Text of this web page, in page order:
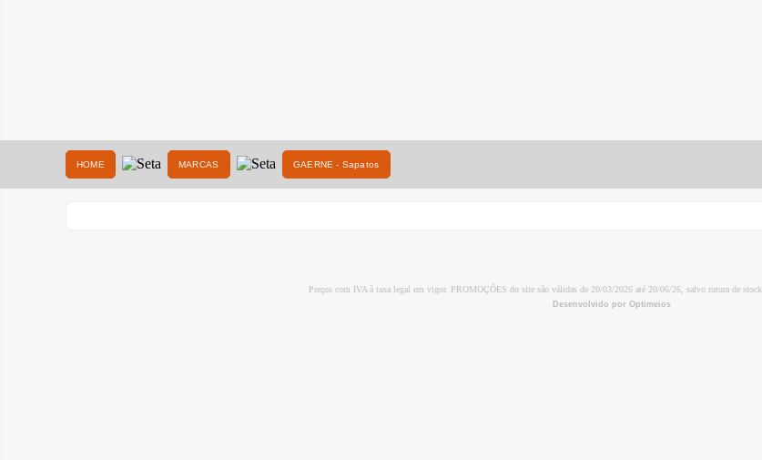
HOME MARCAS GAERNE - Sapatos
Preços com IVA à taxa legal em vigor. PROMOÇÕES do site são válidas de 20/03/2026 até 20/06/26, salvo rutura de stock.
Desenvolvido por Optimeios